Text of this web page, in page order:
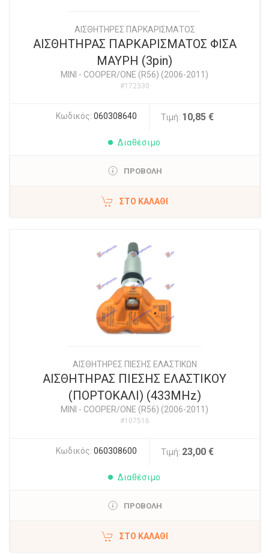
ΑΙΣΘΗΤΗΡΕΣ ΠΑΡΚΑΡΙΣΜΑΤΟΣ
ΑΙΣΘΗΤΗΡΑΣ ΠΑΡΚΑΡΙΣΜΑΤΟΣ ΦΙΣΑ
ΜΑΥΡΗ (3pin)
MINI - COOPER/ONE (R56) (2006-2011)
#172330
Κωδικός: 060308640 Τιμή: 10,85 €
Διαθέσιμο
ΠΡΟΒΟΛΗ
ΣΤΟ ΚΑΛΆΘΙ
ΑΙΣΘΗΤΗΡΕΣ ΠΙΕΣΗΣ ΕΛΑΣΤΙΚΩΝ
ΑΙΣΘΗΤΗΡΑΣ ΠΙΕΣΗΣ ΕΛΑΣΤΙΚΟΥ
(ΠΟΡΤΟΚΑΛΙ) (433MHz)
MINI - COOPER/ONE (R56) (2006-2011)
#107516
Κωδικός: 060308600 Τιμή: 23,00 €
Διαθέσιμο
ΠΡΟΒΟΛΗ
ΣΤΟ ΚΑΛΆΘΙ